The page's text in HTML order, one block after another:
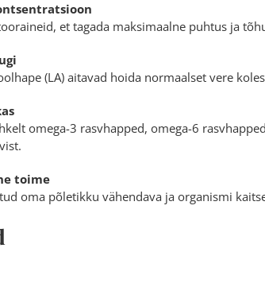
et tagada maksimaalne puhtus ja
(LA) aitavad hoida normaalset vere
omega-3 rasvhapped, omega-6 rasvhapped
toime
oma põletikku vähendava ja organismi